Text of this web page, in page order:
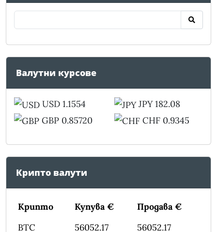
Валутни курсове
USD 1.1554
GBP 0.85720
JPY 182.08
CHF 0.9345
Крипто валути
Крипто Купува €
Продава €
BTC
56052.17
56052.17